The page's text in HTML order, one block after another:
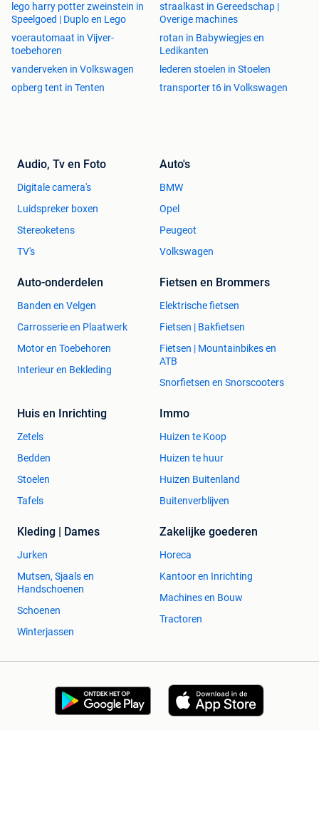
lego harry potter zweinstein in
Speelgoed | Duplo en Lego
straalkast in Gereedschap |
Overige machines
voerautomaat in Vijver-
toebehoren
rotan in Babywiegjes en
Ledikanten
vanderveken in Volkswagen
lederen stoelen in Stoelen
opberg tent in Tenten
transporter t6 in Volkswagen
Audio, Tv en Foto
Digitale camera's
Luidspreker boxen
Stereoketens
TV's
Auto's
BMW
Opel
Peugeot
Volkswagen
Auto-onderdelen
Banden en Velgen
Carrosserie en Plaatwerk
Motor en Toebehoren
Interieur en Bekleding
Fietsen en Brommers
Elektrische fietsen
Fietsen | Bakfietsen
Fietsen | Mountainbikes en
ATB
Snorfietsen en Snorscooters
Huis en Inrichting
Zetels
Bedden
Stoelen
Tafels
Immo
Huizen te Koop
Huizen te huur
Huizen Buitenland
Buitenverblijven
Kleding | Dames
Jurken
Mutsen, Sjaals en
Handschoenen
Schoenen
Winterjassen
Zakelijke goederen
Horeca
Kantoor en Inrichting
Machines en Bouw
Tractoren